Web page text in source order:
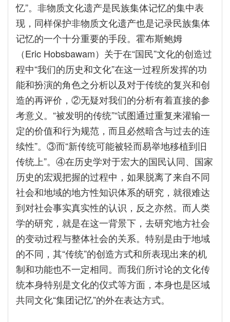
忆”。非物质文化遗产是民族集体记忆的集中表
现，同样保护非物质文化遗产也是记录民族集体
记忆的一个十分重要的手段。霍布斯鲍姆
（Eric Hobsbawam）关于在“国民”文化的创造过
程中“我们的历史和文化”在这一过程所发挥的功
能和扮演的角色之分析以及对于传统的复兴和创
造的再评价，②无疑对我们的分析有着直接的参
考意义。“被发明的传统”“试图通过重复来灌输一
定的价值和行为规范，而且必然暗含与过去的连
续性”。③而“新传统可能被轻而易举地移植到旧
传统上”。④在历史学对于宏大的国民认同、国家
历史的宏观把握的过程中，如果脱离了来自不同
社会和地域的地方性知识体系的研究，就很难达
到对社会事实真实性的认识，反之亦然。而人类
学的研究，就是在这一背景下，去研究地方社会
的变动过程与整体社会的关系。特别是由于地域
的不同，其“传统”的创造方式和所表现出来的机
制和功能也不一定相同。而我们所讨论的文化传
统本身特别是文化的仪式等方面，本身也是区域
共同文化“集团记忆”的外在表达方式。